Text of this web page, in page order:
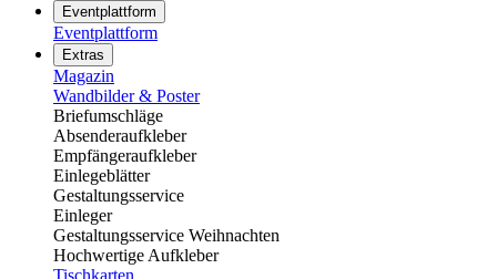
Eventplattform
Eventplattform
Extras
Magazin
Wandbilder & Poster
Briefumschläge
Absenderaufkleber
Empfängeraufkleber
Einlegeblätter
Gestaltungsservice
Einleger
Gestaltungsservice Weihnachten
Hochwertige Aufkleber
Tischkarten